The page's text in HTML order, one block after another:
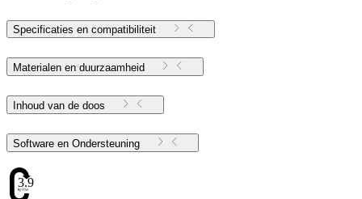
Specificaties en compatibiliteit
Materialen en duurzaamheid
Inhoud van de doos
Software en Ondersteuning
3.97